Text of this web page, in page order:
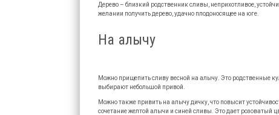
Дерево – близкий родственник сливы, неприхотливое,
желании получить дерево, удачно плодоносящее на юге.
На алычу
Можно прищепить сливу весной на алычу. Это родственные
выбирают небольшой привой.
Можно также привить на алычу дичку, что повысит
сочетание желтой алычи и синей сливы. Это дает розоватый